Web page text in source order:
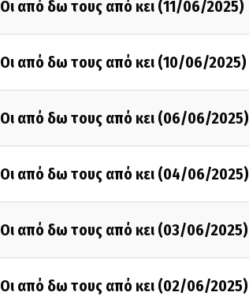
Οι από δω τους από κει (11/06/2025)
Οι από δω τους από κει (10/06/2025)
Οι από δω τους από κει (06/06/2025)
Οι από δω τους από κει (04/06/2025)
Οι από δω τους από κει (03/06/2025)
Οι από δω τους από κει (02/06/2025)